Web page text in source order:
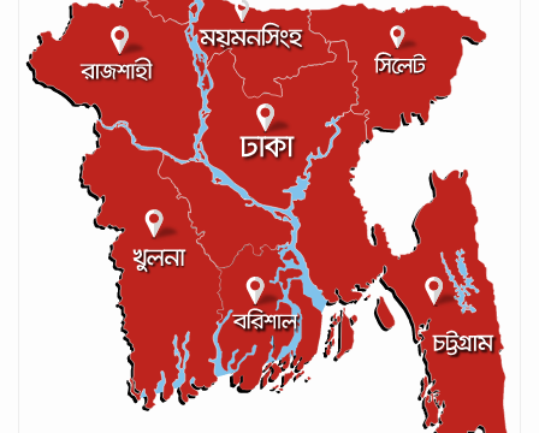
লঙ্কান কোচকে ২০ বছরের জন্য নিষিদ্ধ ঘোষণা
সেপ্টেম্বর ২০, ২০২৪
আইসিসির লেভেল-৩ কোচের স্বীকৃতি পেলেন
আশরাফুল
সেপ্টেম্বর ১৭, ২০২৪
গণপরিবহনে সেবার মান বাড়ানোর দাবি ইমনের
সেপ্টেম্বর ১৩, ২০২৪